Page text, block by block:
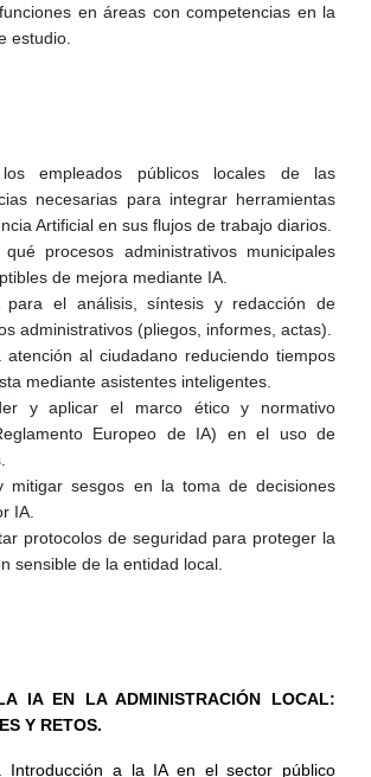
en áreas con competencias en la
estudio.
empleados públicos locales de las
necesarias para integrar herramientas
Artificial en sus flujos de trabajo diarios.
qué procesos administrativos municipales
de mejora mediante IA.
para el análisis, síntesis y redacción de
administrativos (pliegos, informes, actas).
atención al ciudadano reduciendo tiempos
mediante asistentes inteligentes.
y aplicar el marco ético y normativo
Europeo de IA) en el uso de
mitigar sesgos en la toma de decisiones
IA.
protocolos de seguridad para proteger la
sensible de la entidad local.
IA EN LA ADMINISTRACIÓN LOCAL:
Y RETOS.
Introducción a la IA en el sector público